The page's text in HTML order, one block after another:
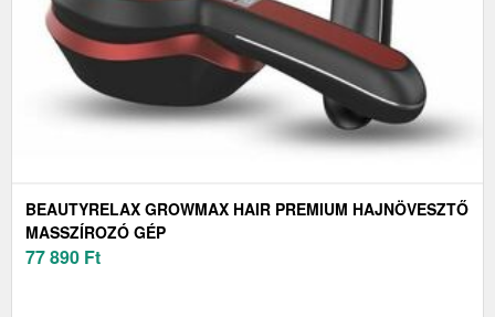
BEAUTYRELAX GROWMAX HAIR PREMIUM HAJNÖVESZTŐ
MASSZÍROZÓ GÉP
77 890 Ft